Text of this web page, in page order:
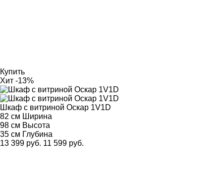
Купить
Хит -13%
Шкаф с витриной Оскар 1V1D
82 см Ширина
98 см Высота
35 см Глубина
13 399 руб. 11 599 руб.